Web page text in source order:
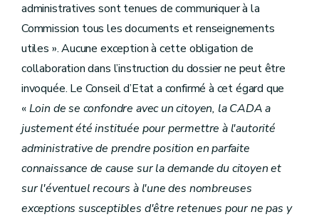
administratives sont tenues de communiquer à la
Commission tous les documents et renseignements
utiles ». Aucune exception à cette obligation de
collaboration dans l’instruction du dossier ne peut être
invoquée. Le Conseil d’Etat a confirmé à cet égard que
«Loin de se confondre avec un citoyen, la CADA a
justement été instituée pour permettre à l'autorité
administrative de prendre position en parfaite
connaissance de cause sur la demande du citoyen et
sur l'éventuel recours à l'une des nombreuses
exceptions susceptibles d'être retenues pour ne pas y